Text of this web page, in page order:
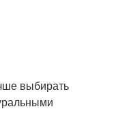
выбирать